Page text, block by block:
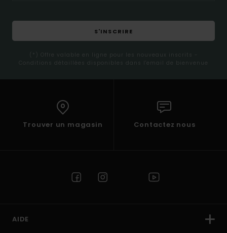
S'INSCRIRE
(*) Offre valable en ligne pour les nouveaux inscrits -
Conditions détaillées disponibles dans l'email de bienvenue
Trouver un magasin Contactez nous
AIDE